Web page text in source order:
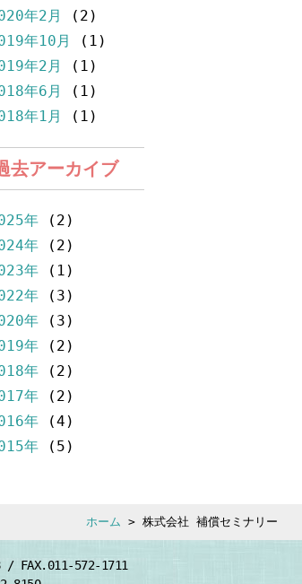
年2月
(2)
年10月
(1)
年2月
(1)
年6月
(1)
年1月
(1)
去アーカイブ
年(2)
年(2)
年(1)
年(3)
年(3)
年(2)
年(2)
年(2)
年(4)
年(5)
ホーム > 株式会社 補償セミナリー
/ FAX.011-572-1711